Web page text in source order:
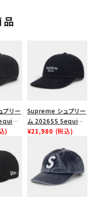
リー
クラ
ネルキ
)
Supreme シュプリー
ム 2026SS Sequin
Denim Classic
ークインデニム クラ
シックロゴ 6パネルキ
ャップ ブラック
¥21,980 (税込)